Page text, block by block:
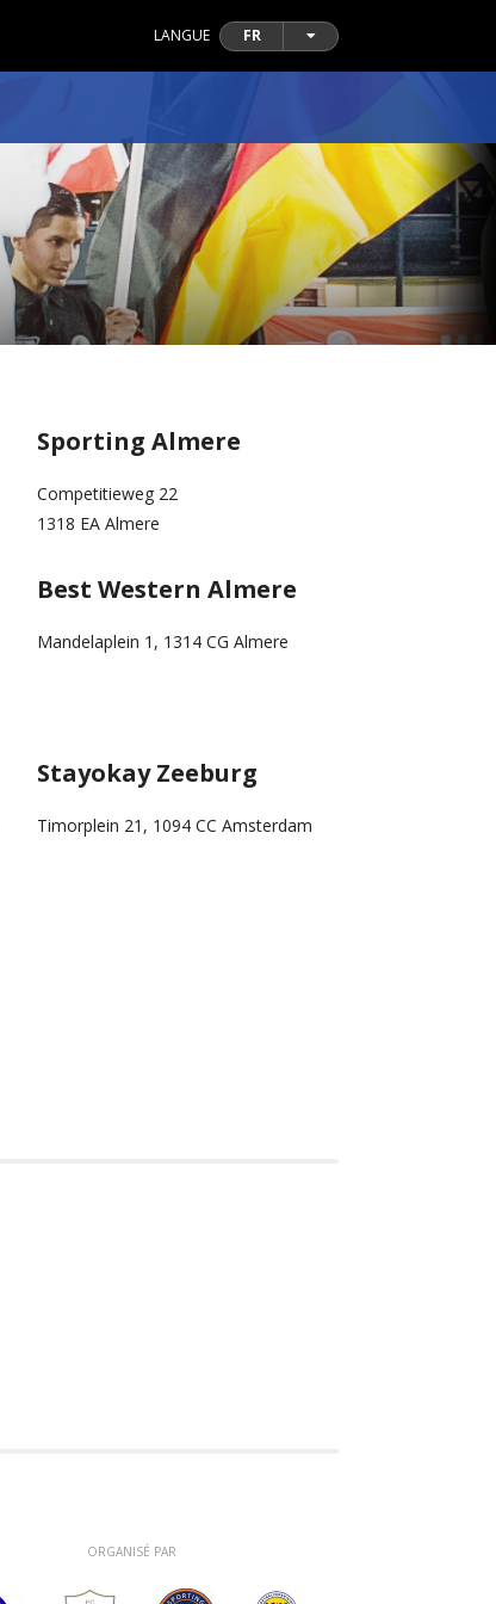
LANGUE FR
Sporting Almere
Competitieweg 22
1318 EA Almere
Best Western Almere
Mandelaplein 1, 1314 CG Almere
Stayokay Zeeburg
Timorplein 21, 1094 CC Amsterdam
ORGANISÉ PAR